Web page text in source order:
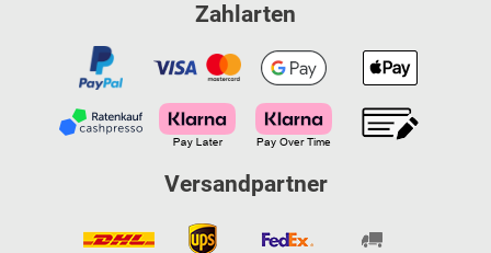
Zahlarten
Versandpartner